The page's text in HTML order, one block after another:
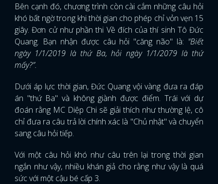
Bên cạnh đó, chương trình còn cài cắm những câu hỏi
khó bất ngờ trong khi thời gian cho phép chỉ vỏn vẹn 15
giây. Đơn cử như phần thi Về đích của thí sinh Tô Đức
Quang. Bạn nhận được câu hỏi "căng não" là: "Biết
ngày 1/1/2019 là thứ Ba, hỏi ngày 1/1/2079 là thứ
mấy?”.
Dưới áp lực thời gian, Đức Quang vội vàng đưa ra đáp
án "thứ Ba" và không giành được điểm. Trái với dự
đoán rằng MC Diệp Chi sẽ giải thích như thường lệ, cô
chỉ đưa ra câu trả lời chính xác là "Chủ nhật" và chuyển
sang câu hỏi tiếp.
Với một câu hỏi khó như câu trên lại trong thời gian
ngắn như vậy, nhiều khán giả cho rằng như vậy là quá
sức với một cậu bé cấp 3.